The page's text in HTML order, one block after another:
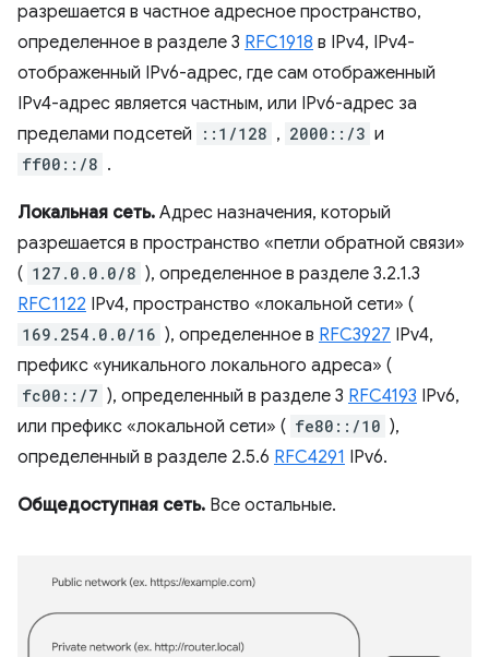
разрешается в частное адресное пространство,
определенное в разделе 3 RFC1918 в IPv4, IPv4-
отображенный IPv6-адрес, где сам отображенный
IPv4-адрес является частным, или IPv6-адрес за
пределами подсетей
::1/128 , 2000::/3 и
ff00::/8 .
Локальная сеть. Адрес назначения, который
разрешается в пространство «петли обратной связи»
( 127.0.0.0/8 ), определенное в разделе 3.2.1.3
RFC1122 IPv4, пространство «локальной сети» (
169.254.0.0/16 ), определенное в RFC3927 IPv4,
префикс «уникального локального адреса» (
fc00::/7 ), определенный в разделе 3 RFC4193 IPv6,
или префикс «локальной сети» ( fe80::/10 ),
определенный в разделе 2.5.6 RFC4291 IPv6.
Общедоступная сеть. Все остальные.